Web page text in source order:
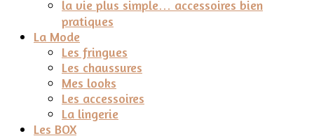
la vie plus simple… accessoires bien
pratiques
La Mode
Les fringues
Les chaussures
Mes looks
Les accessoires
La lingerie
Les BOX